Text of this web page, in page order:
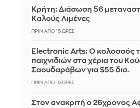
Κρήτη: Διάσωση 56
Καλούς Λιμένες
ΠΡΙΝ ΑΠΌ 15 ΏΡΕΣ
Electronic Arts: Ο κολοσσός
παιχνιδιών στα χέρια του
Σαουδαράβων για $55 δισ.
ΠΡΙΝ ΑΠΌ 15 ΏΡΕΣ
Στον ανακριτή ο 26χρονος